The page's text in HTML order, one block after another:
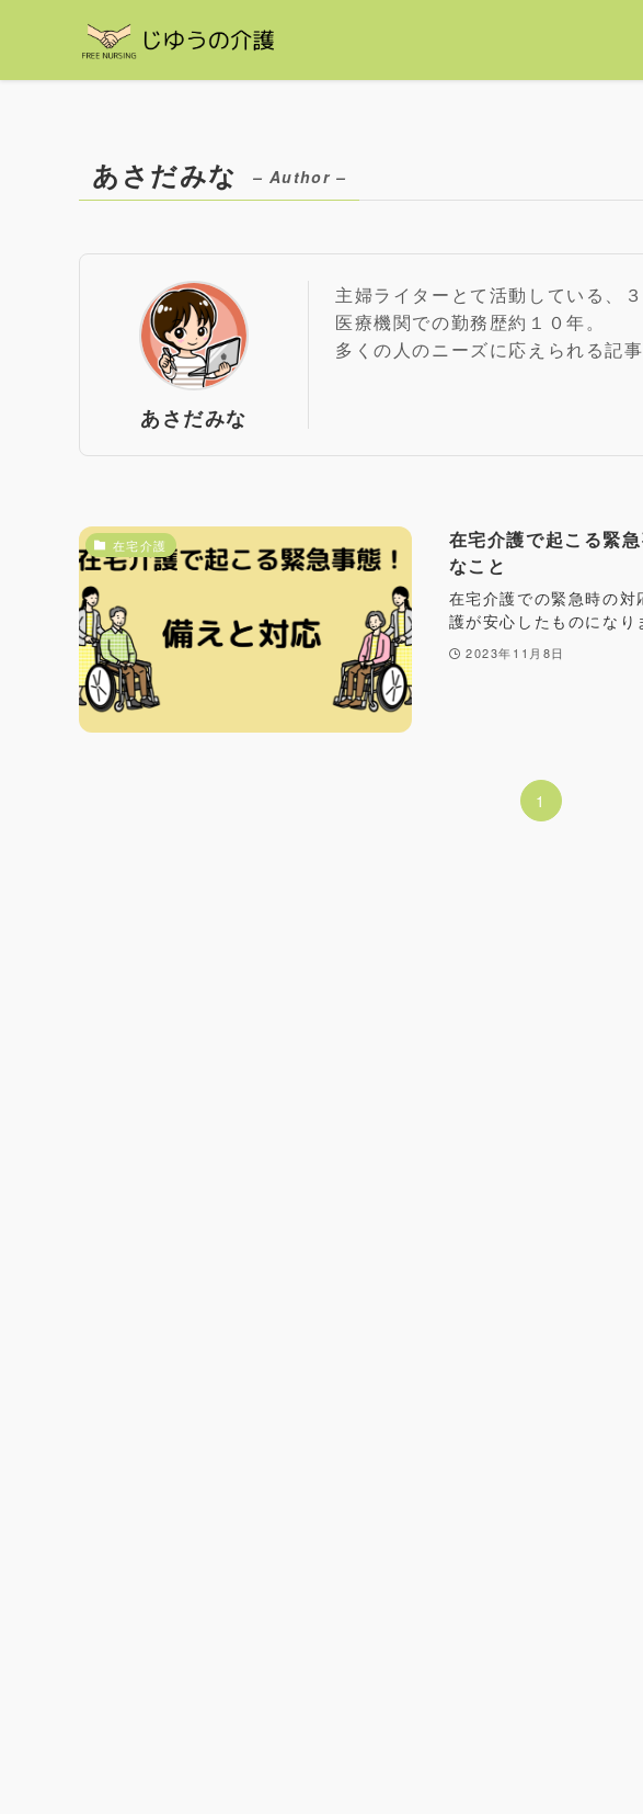
あさだみな – Author –
あさだみな
主婦ライターとて活動している、３
医療機関での勤務歴約１０年。
多くの人のニーズに応えられる記
在宅介護
在宅介護で起こる緊
なこと
在宅介護での緊急時の
護が安心したものになり
2023年11月8日
1